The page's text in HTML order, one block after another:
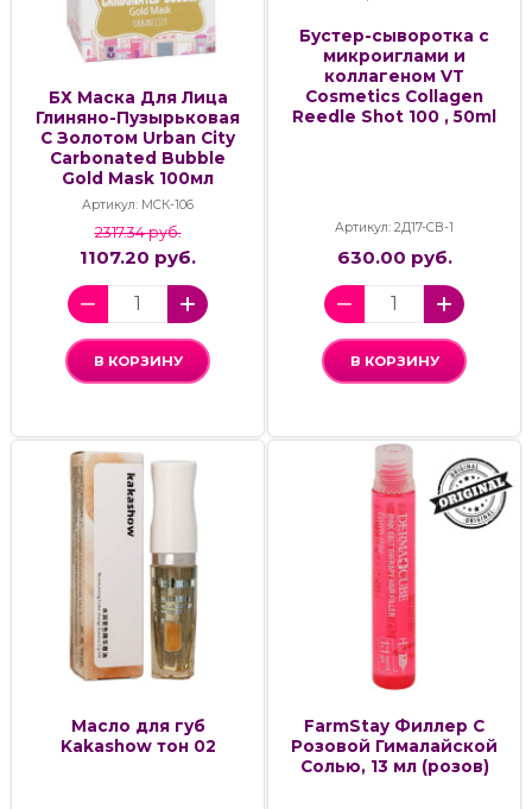
БХ Маска Для Лица
Глиняно-Пузырьковая
С Золотом Urban City
Carbonated Bubble
Gold Mask 100мл
Артикул: МСК-106
2317.34 руб.
1107.20 руб.
В КОРЗИНУ
Бустер-сыворотка с
микроиглами и
коллагеном VT
Cosmetics Collagen
Reedle Shot 100 , 50ml
Артикул: 2Д17-СВ-1
630.00 руб.
В КОРЗИНУ
Масло для губ
Kakashow тон 02
FarmStay Филлер С
Розовой Гималайской
Солью, 13 мл (розов)